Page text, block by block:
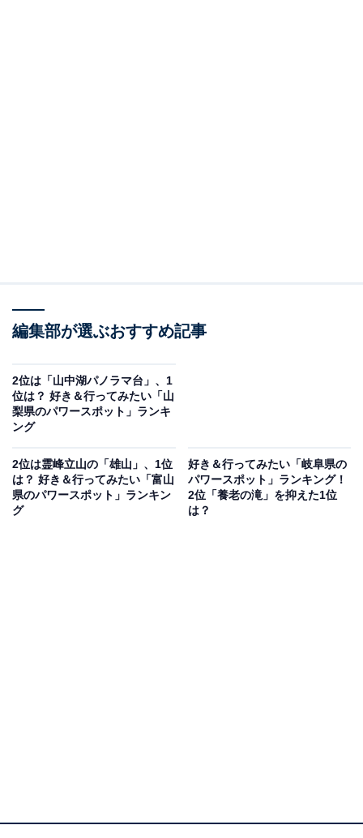
は大自然のパワーに満ちています。
くだけで心が洗われるような神聖な空気に包まれます」
（50代男性／大阪府）、「女性の守り神を祀っているの
で、女性に嬉しいご利益をいただけそうだから」（40代
ったと言っていたから」（50代女性／東京都）、「テレ
ビで何度も見てとてもいい雰囲気の神社という印象が強
いので」（30代男性／愛知県）などの声がありました。
編集部が選ぶおすすめ記事
2位は「山中湖パノラマ台」、1
位は？ 好き＆行ってみたい「山
梨県のパワースポット」ランキ
ング
2位は霊峰立山の「雄山」、1位
は？ 好き＆行ってみたい「富山
県のパワースポット」ランキン
グ
好き＆行ってみたい「岐阜県の
パワースポット」ランキング！
2位「養老の滝」を抑えた1位
は？